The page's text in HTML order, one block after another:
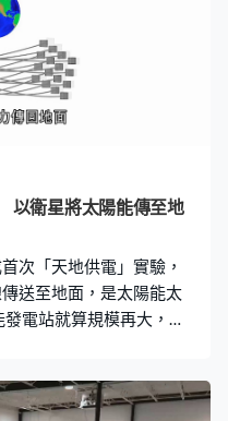
蟻的神經毒素於分子層
攻擊一般神經，而是集
楚訊號維持活躍一段長
時。蛇及蠍子的神經毒
絕技，足以趕走體型比
，尤其是針對長期痛症
以衛星將太陽能傳至地
次「天地供電」實驗，
送至地面，是太陽能太
電站就算規模再大，平
了驗證相關技術，加州理